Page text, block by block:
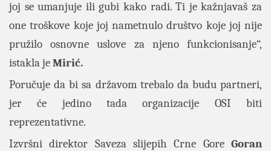
joj se umanjuje ili gubi kako radi. Ti je kažnjavaš za
one troškove koje joj nametnulo društvo koje joj nije
pružilo osnovne uslove za njeno funkcionisanje“,
istakla jeMirić.
Poručuje da bi sa državom trebalo da budu partneri,
jer će jedino tada organizacije OSI biti
reprezentativne.
Izvršni direktor Saveza slijepih Crne GoreGoran